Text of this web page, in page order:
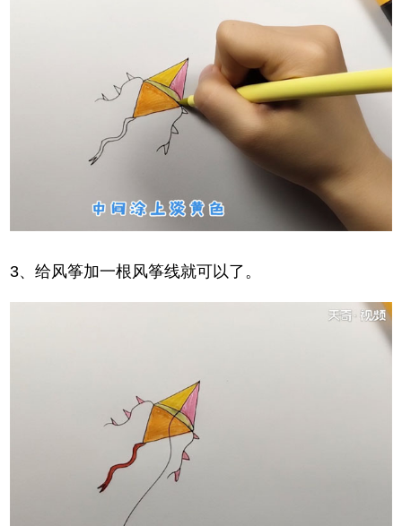
3、给风筝加一根风筝线就可以了。